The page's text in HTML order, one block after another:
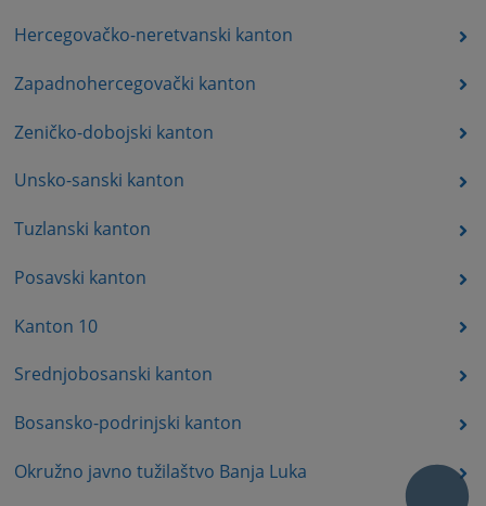
Hercegovačko-neretvanski kanton
Zapadnohercegovački kanton
Zeničko-dobojski kanton
Unsko-sanski kanton
Tuzlanski kanton
Posavski kanton
Kanton 10
Srednjobosanski kanton
Bosansko-podrinjski kanton
Okružno javno tužilaštvo Banja Luka